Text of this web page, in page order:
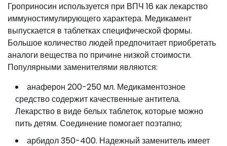
Гроприносин используется при ВПЧ 16 как лекарство
иммуностимулирующего характера. Медикамент
выпускается в таблетках специфической формы.
Большое количество людей предпочитает приобретать
аналоги вещества по причине низкой стоимости.
Популярными заменителями являются:
анаферон 200-250 мл. Медикаментозное
средство содержит качественные антитела.
Лекарство в виде белых таблеток, которые можно
пить детям. Соединение помогает поэтапно;
арбидол 350-400. Надежный заменитель имеет